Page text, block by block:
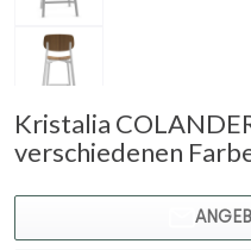
Kristalia
verschiedenen